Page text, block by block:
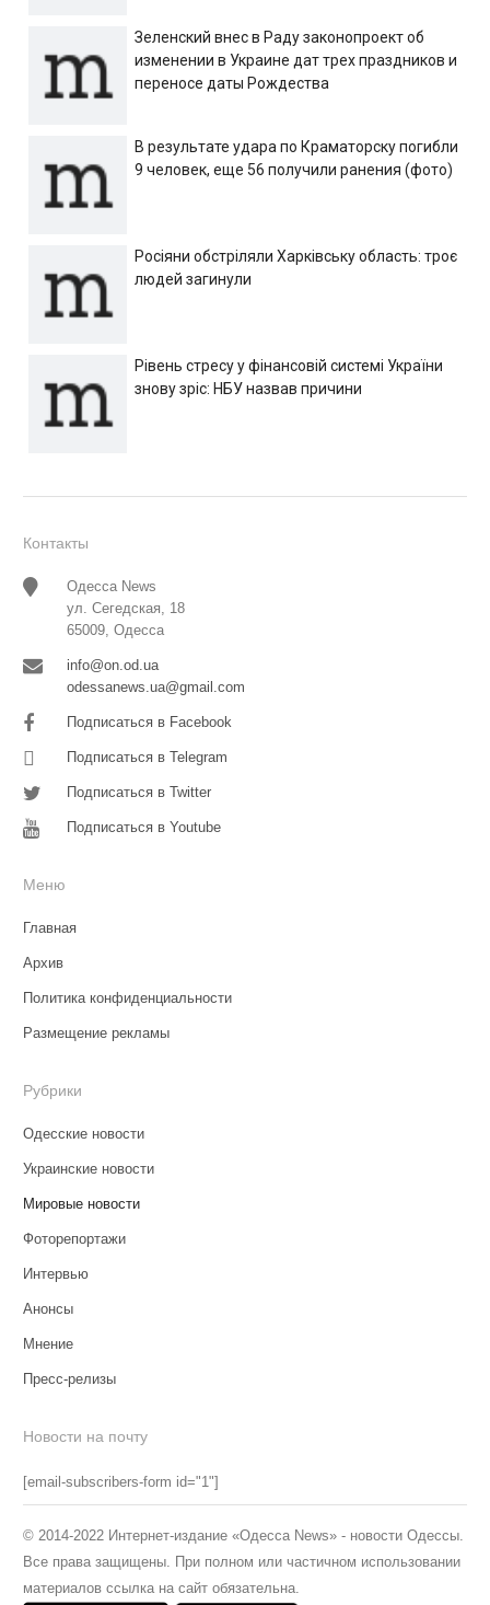
Зеленский внес в Раду законопроект об
изменении в Украине дат трех праздников и
переносе даты Рождества
В результате удара по Краматорску погибли
9 человек, еще 56 получили ранения (фото)
Росіяни обстріляли Харківську область: троє
людей загинули
Рівень стресу у фінансовій системі України
знову зріс: НБУ назвав причини
Контакты
Одесса News
ул. Сегедская, 18
65009, Одесса
info@on.od.ua
odessanews.ua@gmail.com
Подписаться в Facebook
Подписаться в Telegram
Подписаться в Twitter
Подписаться в Youtube
Меню
Главная
Архив
Политика конфиденциальности
Размещение рекламы
Рубрики
Одесские новости
Украинские новости
Мировые новости
Фоторепортажи
Интервью
Анонсы
Мнение
Пресс-релизы
Новости на почту
[email-subscribers-form id="1"]
© 2014-2022 Интернет-издание «Одесса News» - новости Одессы.
Все права защищены. При полном или частичном использовании
материалов ссылка на сайт обязательна.